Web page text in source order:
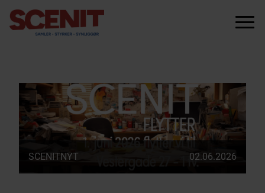
scenit.dk
Menu
SCENITNYT 02.06.2026